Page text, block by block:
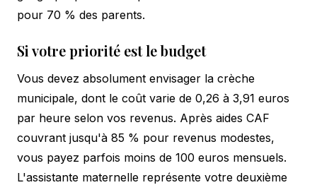
pour 70 % des parents.
Si votre priorité est le budget
Vous devez absolument envisager la crèche
municipale, dont le coût varie de 0,26 à 3,91 euros
par heure selon vos revenus. Après aides CAF
couvrant jusqu'à 85 % pour revenus modestes,
vous payez parfois moins de 100 euros mensuels.
L'assistante maternelle représente votre deuxième